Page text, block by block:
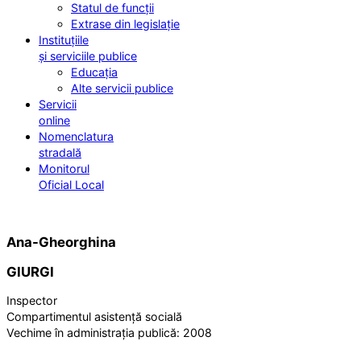
Statul de funcții
Extrase din legislație
Instituțiile
și serviciile publice
Educația
Alte servicii publice
Servicii
online
Nomenclatura
stradală
Monitorul
Oficial Local
Ana-Gheorghina
GIURGI
Inspector
Compartimentul asistență socială
Vechime în administrația publică: 2008